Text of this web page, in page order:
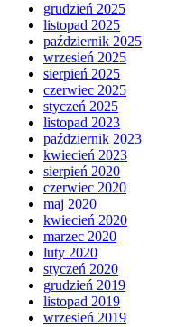
grudzień 2025
listopad 2025
październik 2025
wrzesień 2025
sierpień 2025
czerwiec 2025
styczeń 2025
listopad 2023
październik 2023
kwiecień 2023
sierpień 2020
czerwiec 2020
maj 2020
kwiecień 2020
marzec 2020
luty 2020
styczeń 2020
grudzień 2019
listopad 2019
wrzesień 2019